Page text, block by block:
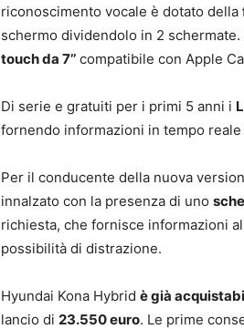
riconoscimento vocale è dotato della
schermo dividendolo in 2
touch da 7’’ compatibile con Apple
Di serie e gratuiti per i primi 5 anni i
fornendo informazioni in tempo
Per il conducente della nuova
innalzato con la presenza di uno
richiesta, che fornisce informazioni
possibilità di distrazione.
Hyundai Kona Hybrid è già
lancio di 23.550 euro. Le prime